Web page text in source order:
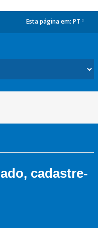
Esta página em: PT
cadastre-